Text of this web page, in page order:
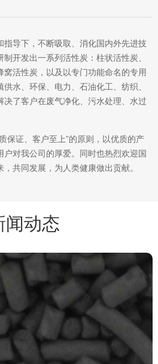
导下，不断吸取、消化国内外先进技
开发出一系列活性炭：柱状活性炭、
活性炭，以及以专门功能命名的专用
水、环保、电力、石油化工、纺织、
了客户在废气净化、污水处理、水过
保证、客户至上”的原则，以优质的产
对我公司的厚爱。同时也热烈欢迎国
共同发展，为人类健康做出贡献。
闻动态